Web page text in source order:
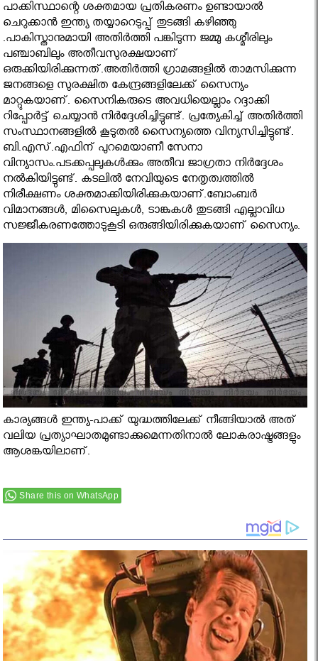
പാക്കിസ്ഥാന്റെ ശക്തമായ പ്രതികരണം ഉണ്ടായാല്‍
ചെറുക്കാന്‍ ഇന്ത്യ തയ്യാറെടുപ്പ് തുടങ്ങി കഴിഞ്ഞു
.പാകിസ്താനുമായി അതിര്‍ത്തി പങ്കിടുന്ന ജമ്മു കശ്മീരിലും
പഞ്ചാബിലും അതീവസുരക്ഷയാണ്
ഒരുക്കിയിരിക്കുന്നത്.അതിര്‍ത്തി ഗ്രാമങ്ങളില്‍ താമസിക്കുന്ന
ജനങ്ങളെ സുരക്ഷിത കേന്ദ്രങ്ങളിലേക്ക് സൈന്യം
മാറ്റുകയാണ്. സൈനികരുടെ അവധിയെല്ലാം റദ്ദാക്കി
റിപ്പോര്‍ട്ട് ചെയ്യാന്‍ നിര്‍ദ്ദേശിച്ചിട്ടുണ്ട്. പ്രത്യേകിച്ച് അതിര്‍ത്തി
സംസ്ഥാനങ്ങളില്‍ കൂടുതല്‍ സൈന്യത്തെ വിന്യസിച്ചിട്ടുണ്ട്.
ബി.എസ്.എഫിന് പുറമെയാണീ സേനാ
വിന്യാസം.പടക്കപ്പലുകള്‍ക്കും അതീവ ജാഗ്രതാ നിര്‍ദ്ദേശം
നല്‍കിയിട്ടുണ്ട്. കടലില്‍ നേവിയുടെ നേതൃത്വത്തില്‍
നിരീക്ഷണം ശക്തമാക്കിയിരിക്കുകയാണ്.ബോംബര്‍
വിമാനങ്ങള്‍, മിസൈലുകള്‍, ടാങ്കുകള്‍ തുടങ്ങി എല്ലാവിധ
സജ്ജീകരണത്തോടുകൂടി ഒരുങ്ങിയിരിക്കുകയാണ് സൈന്യം.
കാര്യങ്ങള്‍ ഇന്ത്യ-പാക്ക് യുദ്ധത്തിലേക്ക് നീങ്ങിയാല്‍ അത്
വലിയ പ്രത്യാഘാതമുണ്ടാക്കുമെന്നതിനാല്‍ ലോകരാഷ്ട്രങ്ങളും
ആശങ്കയിലാണ്.
Share this on WhatsApp